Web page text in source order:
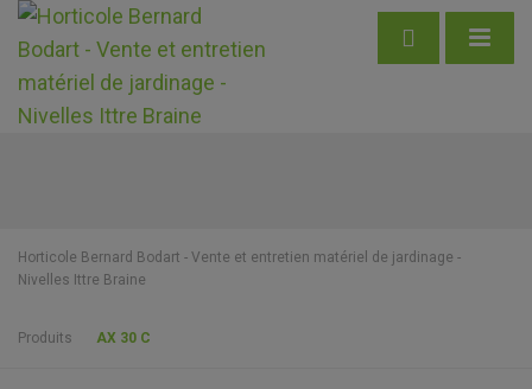
Horticole Bernard Bodart - Vente et entretien matériel de jardinage -
Nivelles Ittre Braine
Produits AX 30 C